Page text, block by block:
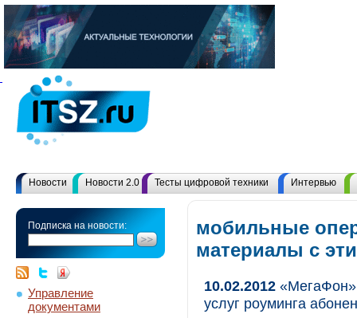
Новости Новости 2.0 Тесты цифровой техники Интервью
Подписка на новости:
Управление
документами
мобильные
материалы с
10.02.2012 «МегаФон»
услуг роуминга